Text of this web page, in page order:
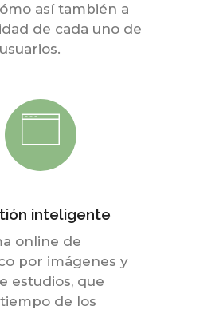
así también a
de cada uno de
inteligente
online de
por imágenes y
estudios, que
de los